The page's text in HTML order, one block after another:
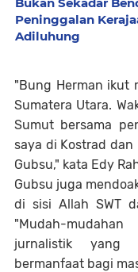
Peninggalan
Adiluhung
"Bung Herman ikut
Sumatera Utara.
Sumut bersama
saya di Kostrad
Gubsu," kata Edy
Gubsu juga
di sisi Allah SWT
"Mudah-
jurnalistik yang
bermanfaat bagi